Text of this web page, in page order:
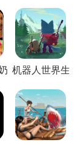
起金币，金币
下载起来，开
作的，那么手
了冒险游戏大
机器人世界生存